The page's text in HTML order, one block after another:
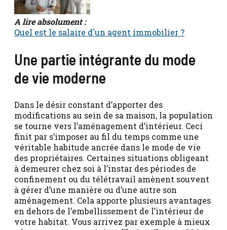
A lire absolument :
Quel est le salaire d'un agent immobilier ?
Une partie intégrante du mode
de vie moderne
Dans le désir constant d’apporter des
modifications au sein de sa maison, la population
se tourne vers l’aménagement d’intérieur. Ceci
finit par s’imposer au fil du temps comme une
véritable habitude ancrée dans le mode de vie
des propriétaires. Certaines situations obligeant
à demeurer chez soi à l’instar des périodes de
confinement ou du télétravail amènent souvent
à gérer d’une manière ou d’une autre son
aménagement. Cela apporte plusieurs avantages
en dehors de l’embellissement de l’intérieur de
votre habitat. Vous arrivez par exemple à mieux